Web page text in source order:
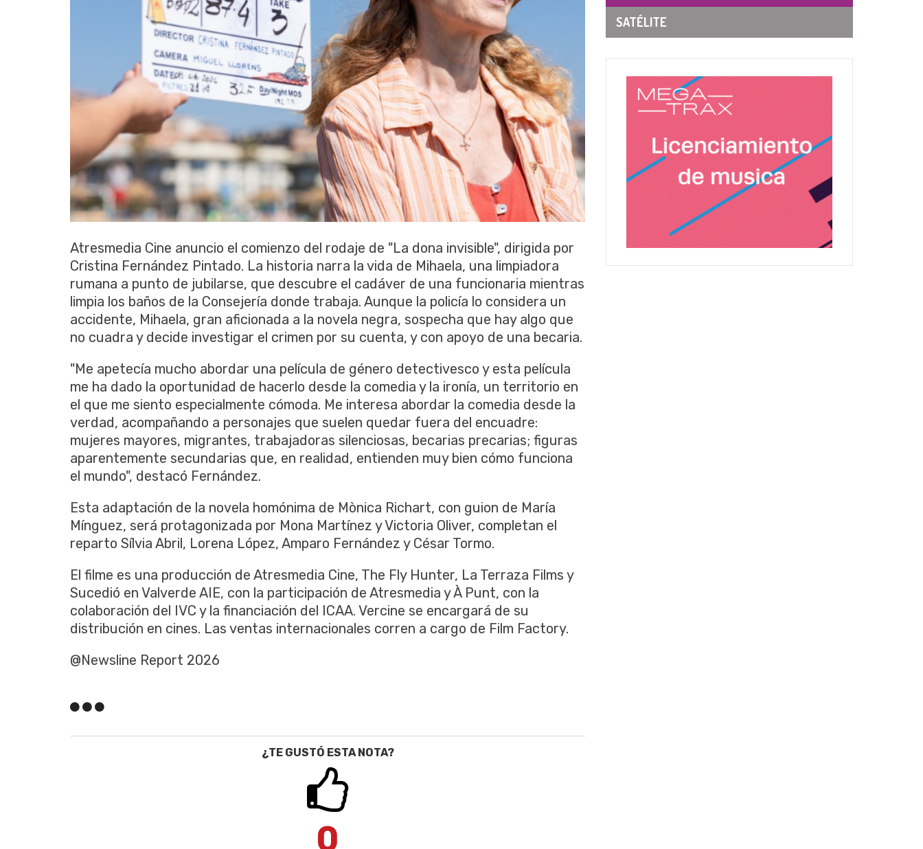
Atresmedia Cine anuncio el comienzo del rodaje de "La dona invisible", dirigida por
Cristina Fernández Pintado. La historia narra la vida de Mihaela, una limpiadora
rumana a punto de jubilarse, que descubre el cadáver de una funcionaria mientras
limpia los baños de la Consejería donde trabaja. Aunque la policía lo considera un
accidente, Mihaela, gran aficionada a la novela negra, sospecha que hay algo que
no cuadra y decide investigar el crimen por su cuenta, y con apoyo de una becaria.
"Me apetecía mucho abordar una película de género detectivesco y esta película
me ha dado la oportunidad de hacerlo desde la comedia y la ironía, un territorio en
el que me siento especialmente cómoda. Me interesa abordar la comedia desde la
verdad, acompañando a personajes que suelen quedar fuera del encuadre:
mujeres mayores, migrantes, trabajadoras silenciosas, becarias precarias; figuras
aparentemente secundarias que, en realidad, entienden muy bien cómo funciona
el mundo", destacó Fernández.
Esta adaptación de la novela homónima de Mònica Richart, con guion de María
Mínguez, será protagonizada por Mona Martínez y Victoria Oliver, completan el
reparto Sílvia Abril, Lorena López, Amparo Fernández y César Tormo.
El filme es una producción de Atresmedia Cine, The Fly Hunter, La Terraza Films y
Sucedió en Valverde AIE, con la participación de Atresmedia y À Punt, con la
colaboración del IVC y la financiación del ICAA. Vercine se encargará de su
distribución en cines. Las ventas internacionales corren a cargo de Film Factory.
@Newsline Report 2026
¿TE GUSTÓ ESTA NOTA?
0
SATÉLITE